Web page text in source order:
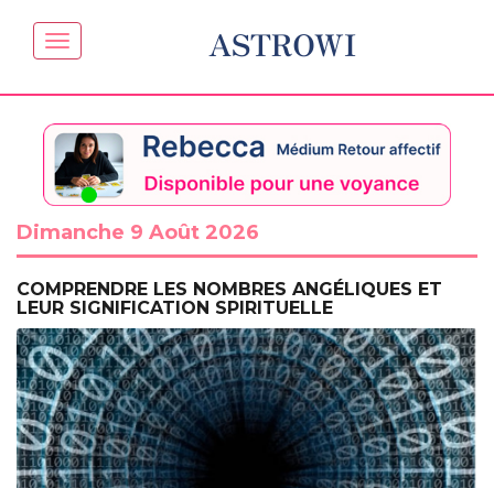
ASTROWI
Dimanche 9 Août 2026
COMPRENDRE LES NOMBRES ANGÉLIQUES ET
LEUR SIGNIFICATION SPIRITUELLE